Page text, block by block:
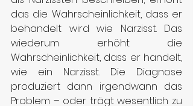
das die Wahrscheinlichkeit, dass er
behandelt wird wie Narzisst. Das
wiederum erhöht die
Wahrscheinlichkeit, dass er handelt,
wie ein Narzisst. Die Diagnose
produziert dann irgendwann das
Problem – oder trägt wesentlich zu